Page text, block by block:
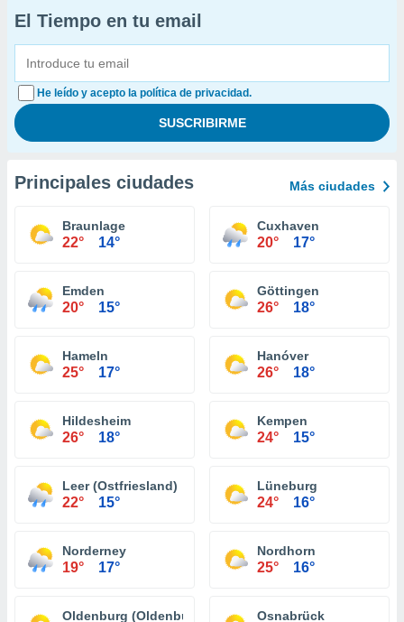
El Tiempo en tu email
He leído y acepto la política de privacidad.
Principales ciudades Más ciudades
Braunlage
22° 14°
Cuxhaven
20° 17°
Emden
20° 15°
Göttingen
26° 18°
Hameln
25° 17°
Hanóver
26° 18°
Hildesheim
26° 18°
Kempen
24° 15°
Leer (Ostfriesland)
22° 15°
Lüneburg
24° 16°
Norderney
19° 17°
Nordhorn
25° 16°
Oldenburg (Oldenburg) Osnabrück